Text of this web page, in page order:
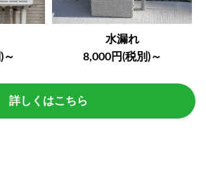
～
水漏れ
8,000円(税別)～
詳しくはこちら